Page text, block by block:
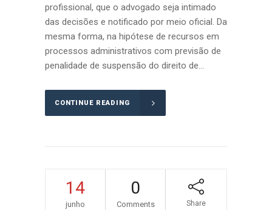
profissional, que o advogado seja intimado
das decisões e notificado por meio oficial. Da
mesma forma, na hipótese de recursos em
processos administrativos com previsão de
penalidade de suspensão do direito de...
CONTINUE READING
14
junho
0
Comments Share